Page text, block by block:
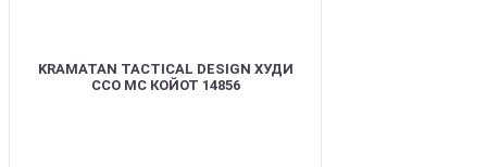
KRAMATAN TACTICAL DESIGN ХУДИ
ССО МС КОЙОТ 14856